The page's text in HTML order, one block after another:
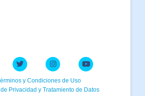
y Condiciones de Uso
Privacidad y Tratamiento de Datos